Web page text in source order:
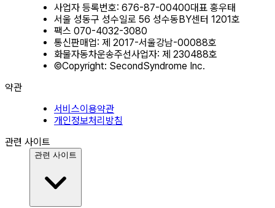
사업자 등록번호: 676-87-00400대표 홍우태
서울 성동구 성수일로 56 성수동BY센터 1201호
팩스 070-4032-3080
통신판매업: 제 2017-서울강남-00088호
화물자동차운송주선사업자: 제 230488호
©Copyright: SecondSyndrome Inc.
약관
서비스이용약관
개인정보처리방침
관련 사이트
관련 사이트